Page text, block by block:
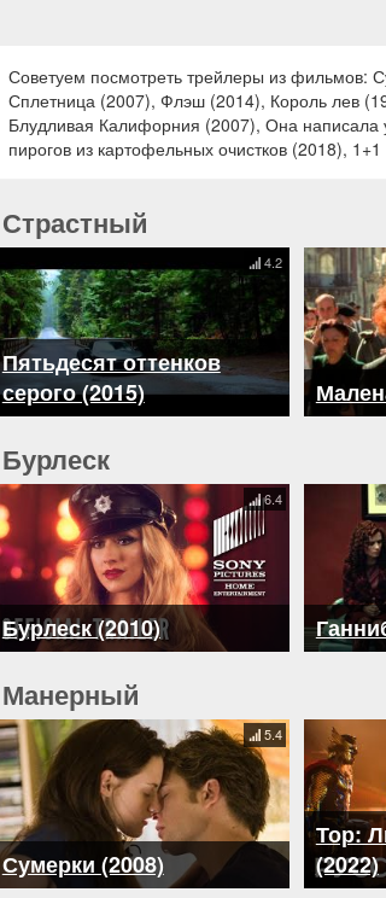
Советуем посмотреть трейлеры из фильмов:
Сплетница (2007), Флэш (2014), Король лев
Блудливая Калифорния (2007), Она написала
пирогов из картофельных очистков (2018),
Страстный
Пятьдесят оттенков
серого (2015)
4.2
Бурлеск
Бурлеск (2010)
6.4
Манерный
Сумерки (2008)
5.4
Тор:
(2022)